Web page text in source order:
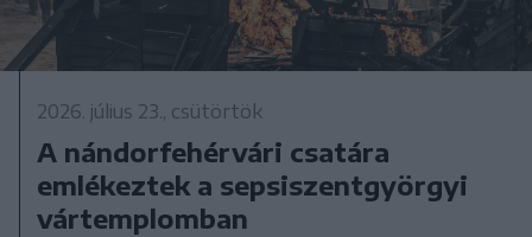
2026. július 23., csütörtök
A nándorfehérvári csatára
emlékeztek a sepsiszentgyörgyi
vártemplomban